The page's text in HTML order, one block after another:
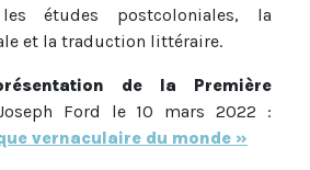
études postcoloniales, la
et la traduction littéraire.
de la Première
Ford le 10 mars 2022 :
vernaculaire du monde »